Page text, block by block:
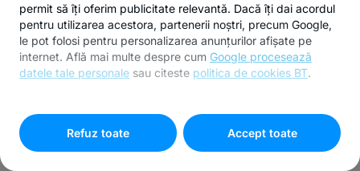
permit să îți oferim publicitate relevantă. Dacă îți dai acordul
pentru utilizarea acestora, partenerii noștri, precum Google,
le pot folosi pentru personalizarea anunțurilor afișate pe
internet. Află mai multe despre cum Google procesează
datele tale personale sau citeste politica de cookies BT.
cookies"
Refuz toate
Accept toate